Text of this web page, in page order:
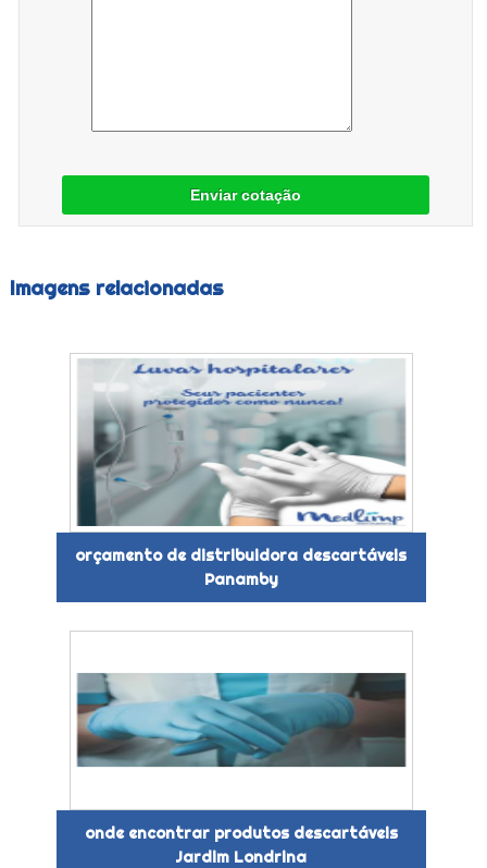
Enviar cotação
Imagens relacionadas
orçamento de distribuidora descartáveis
Panamby
onde encontrar produtos descartáveis
Jardim Londrina